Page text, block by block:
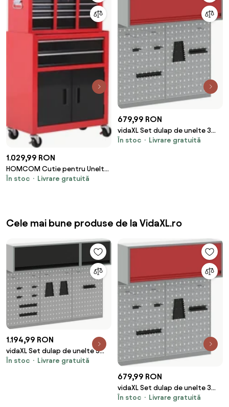
1.029,99 RON
HOMCOM Cutie pentru Unelte
pe Roți cu 6 Sertare, 2 în 1,
În stoc Livrare gratuită
679,99 RON
vidaXL Set dulap de unelte 3
pcs Roșu Oțel vopsit
În stoc Livrare gratuită
Cele mai bune produse de la VidaXL.ro
1.194,99 RON
vidaXL Set dulap de unelte 5
pcs Negru Oțel vopsit
În stoc Livrare gratuită
679,99 RON
vidaXL Set dulap de unelte 3
pcs Roșu Oțel vopsit
În stoc Livrare gratuită